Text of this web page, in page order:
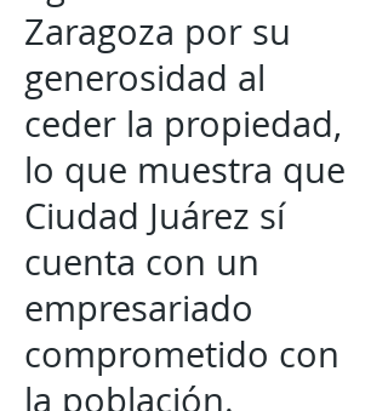
Zaragoza por su
generosidad al
ceder la propiedad,
lo que muestra que
Ciudad Juárez sí
cuenta con un
empresariado
comprometido con
la población.